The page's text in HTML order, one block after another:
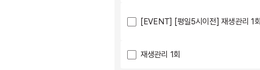
[EVENT] [평일5시이전] 재생관리 1회
재생관리 1회